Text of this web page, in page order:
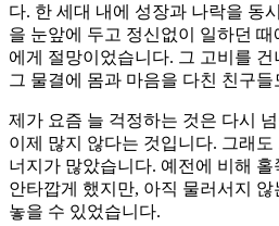
다. 한 세대 내에 성장과 나락을 동
을 눈앞에 두고 정신없이 일하던
에게 절망이었습니다. 그 고비를
그 물결에 몸과 마음을 다친 친구들
제가 요즘 늘 걱정하는 것은 다시
이제 많지 않다는 것입니다. 그래도
너지가 많았습니다. 예전에 비해
안타깝게 했지만, 아직 물러서지
놓을 수 있었습니다.